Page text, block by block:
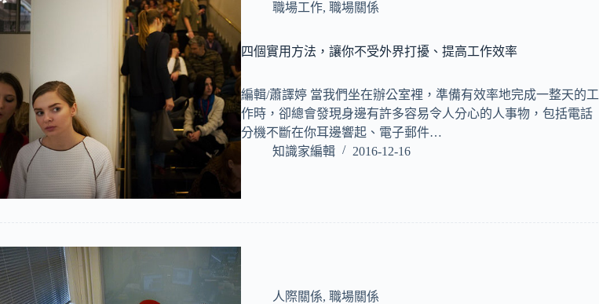
職場工作, 職場關係
四個實用方法，讓你不受外界打擾、提高工作效率
編輯/蕭譯婷 當我們坐在辦公室裡，準備有效率地完成一整天的工
作時，卻總會發現身邊有許多容易令人分心的人事物，包括電話
分機不斷在你耳邊響起、電子郵件…
知識家編輯
2016-12-16
人際關係, 職場關係